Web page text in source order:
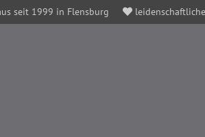
seit 1999 in Flensburg